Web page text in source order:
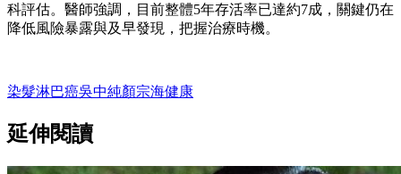
科評估。醫師強調，目前整體5年存活率已達約7成，關鍵仍在
降低風險暴露與及早發現，把握治療時機。
染髮淋巴癌吳中純顏宗海健康
延伸閱讀